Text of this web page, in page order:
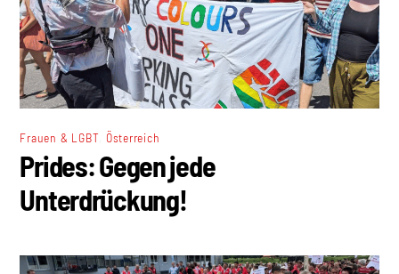
Frauen & LGBT Österreich
Prides: Gegen jede
Unterdrückung!